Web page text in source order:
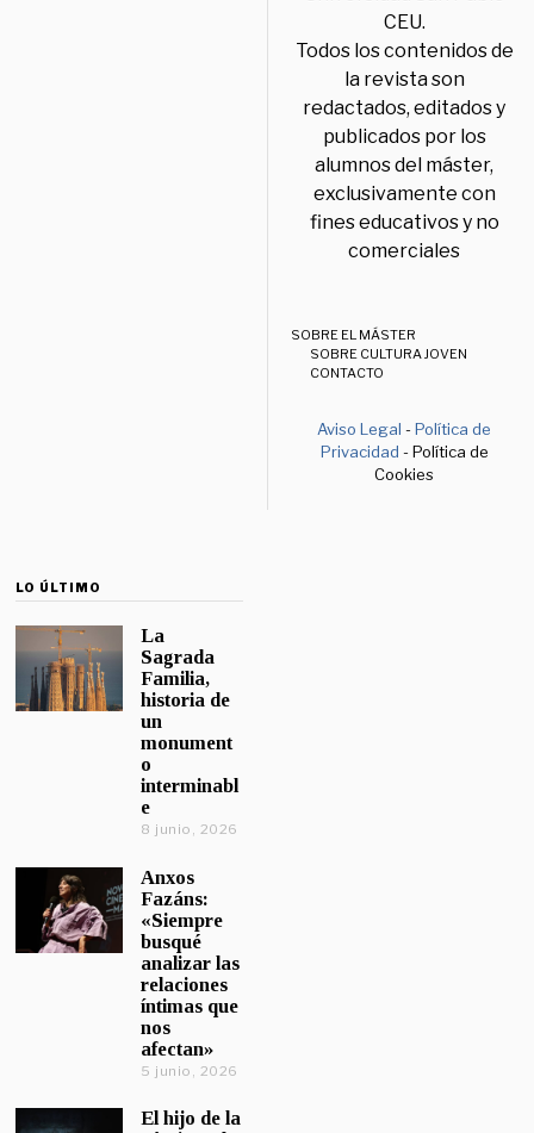
CEU.
Todos los contenidos de
la revista son
redactados, editados y
publicados por los
alumnos del máster,
exclusivamente con
fines educativos y no
comerciales
SOBRE EL MÁSTER
SOBRE CULTURA JOVEN
CONTACTO
Aviso Legal -Política de
Privacidad - Política de
Cookies
LO ÚLTIMO
La
Sagrada
Familia,
historia de
un
monument
o
interminabl
e
8 junio, 2026
Anxos
Fazáns:
«Siempre
busqué
analizar las
relaciones
íntimas que
nos
afectan»
5 junio, 2026
El hijo de la